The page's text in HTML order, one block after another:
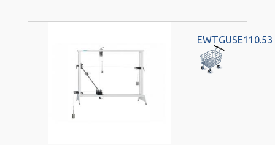
EWTGUSE110.53